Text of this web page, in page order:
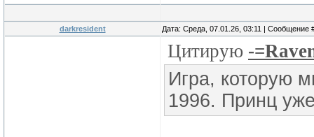
darkresident Дата: Среда, 07.01.26, 03:11 | Сообщение
Цитирую -
Игра, которую
1996. Принц